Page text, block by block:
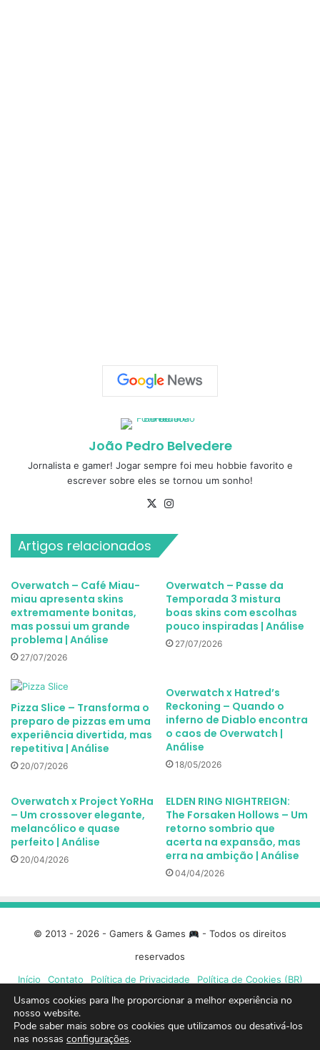
João Pedro Belvedere
Jornalista e gamer! Jogar sempre foi meu hobbie favorito e
escrever sobre eles se tornou um sonho!
X
Artigos relacionados
Overwatch – Café Miau-
miau apresenta skins
extremamente bonitas,
mas possui um grande
problema | Análise
27/07/2026
Overwatch – Passe da
Temporada 3 mistura
boas skins com escolhas
pouco inspiradas | Análise
27/07/2026
Pizza Slice – Transforma o
preparo de pizzas em uma
experiência divertida, mas
repetitiva | Análise
20/07/2026
Overwatch x Hatred’s
Reckoning – Quando o
inferno de Diablo encontra
o caos de Overwatch |
Análise
18/05/2026
Overwatch x Project YoRHa
– Um crossover elegante,
melancólico e quase
perfeito | Análise
20/04/2026
ELDEN RING NIGHTREIGN:
The Forsaken Hollows – Um
retorno sombrio que
acerta na expansão, mas
erra na ambição | Análise
04/04/2026
© 2013 - 2026 - Gamers & Games
- Todos os direitos
reservados
Início
Contato Política de Privacidade Política de Cookies (BR)
Facebook
X
Usamos cookies para lhe proporcionar a melhor experiência no
nosso website.
Pode saber mais sobre os cookies que utilizamos ou desativá-los
nas nossas configurações.